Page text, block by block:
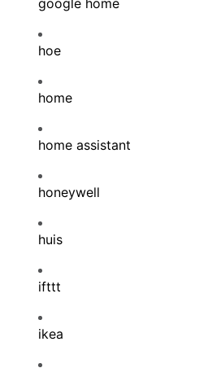
google home
hoe
home
home assistant
honeywell
huis
ifttt
ikea